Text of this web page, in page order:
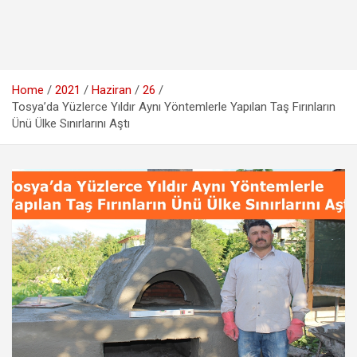
Home 2021 Haziran
26
Tosya’da Yüzlerce Yıldır Aynı Yöntemlerle Yapılan Taş Fırınların
Ünü Ülke Sınırlarını Aştı